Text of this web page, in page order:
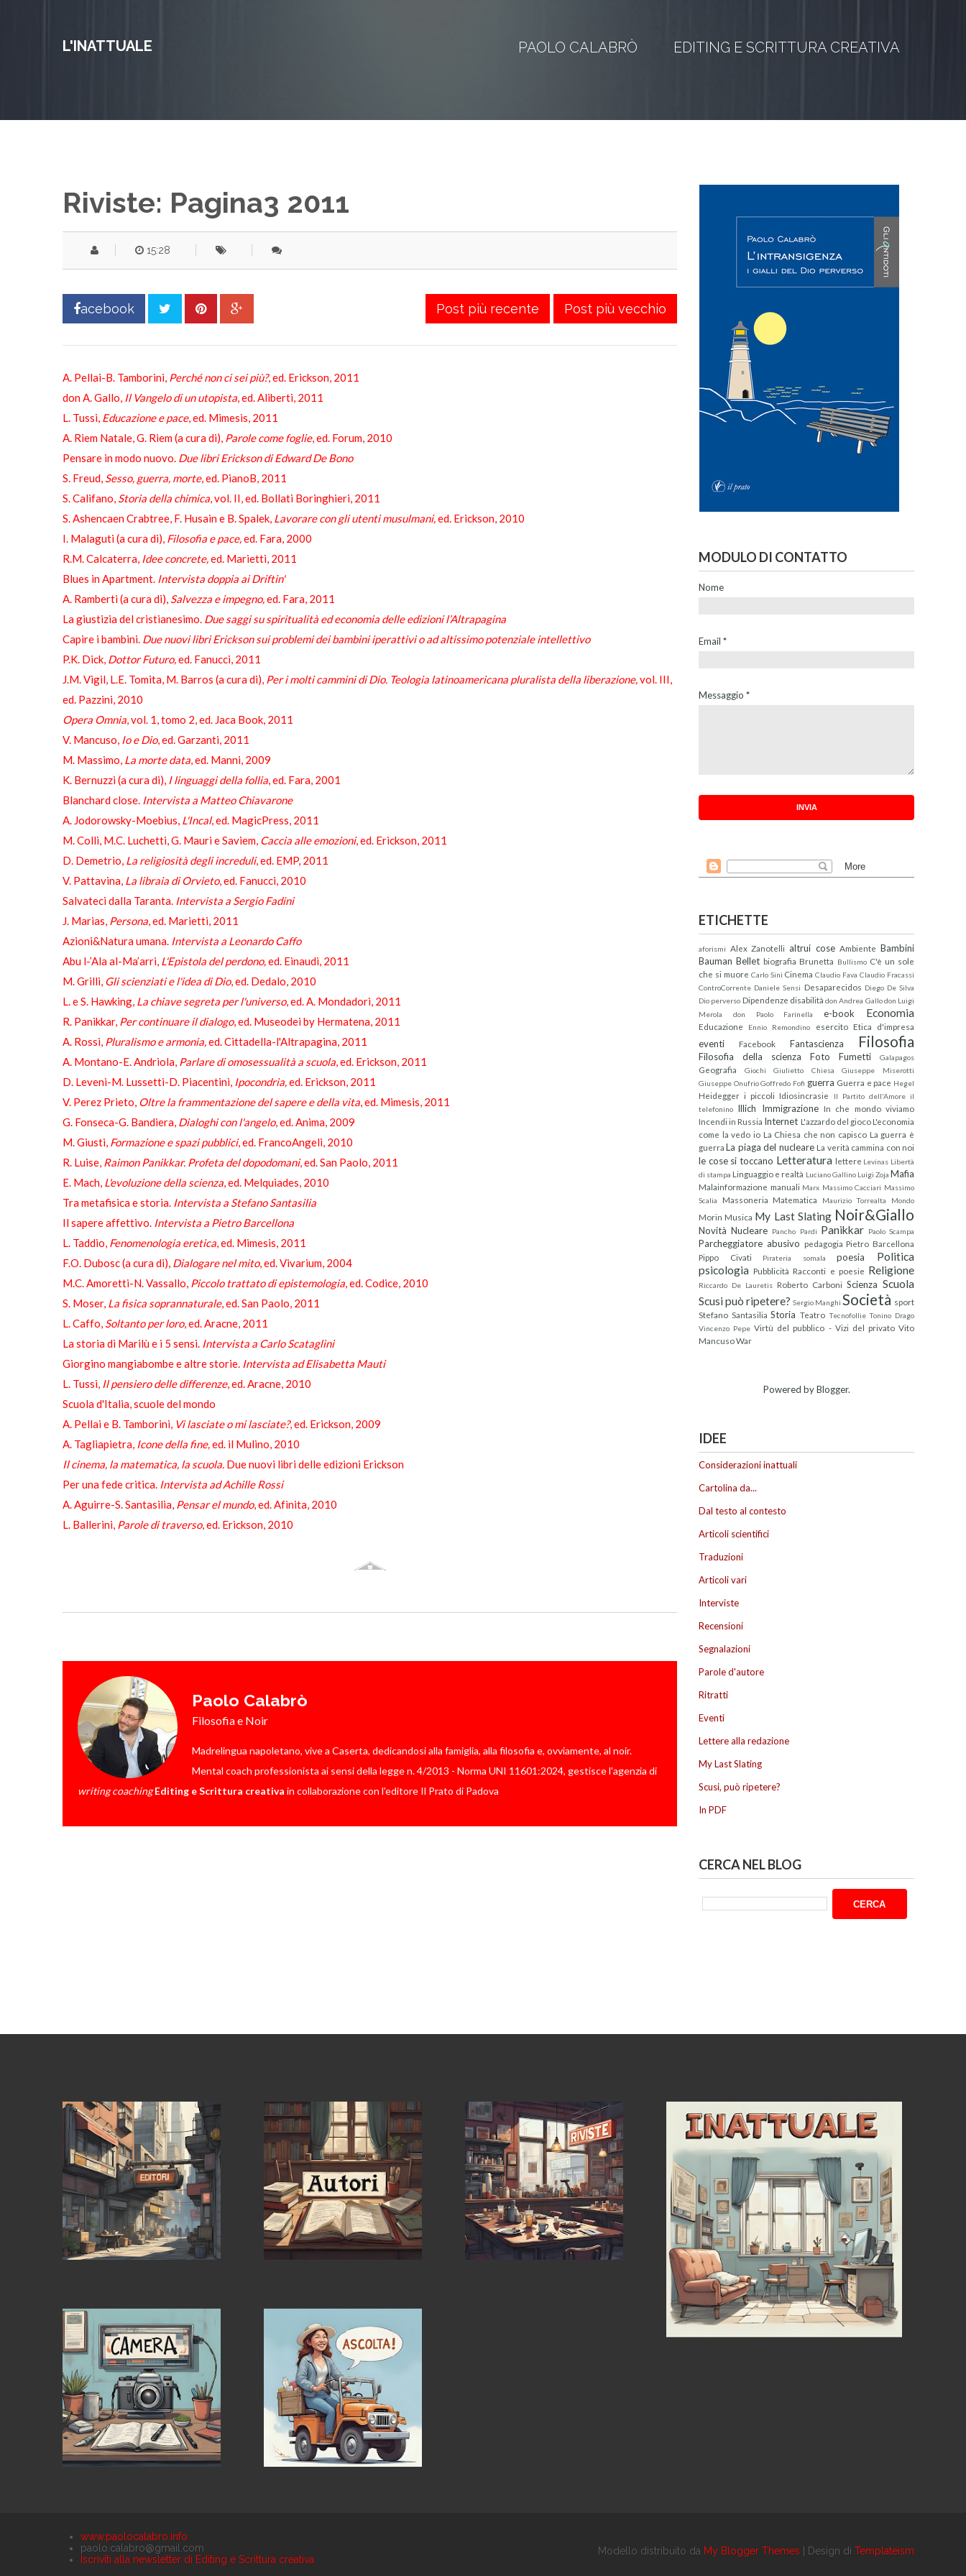
L'INATTUALE PAOLO CALABRÒ EDITING E SCRITTURA CREATIVA
Riviste: Pagina3 2011
15:28
acebook Post più recente Post più vecchio
A. Pellai-B. Tamborini, Perché non ci sei più?, ed. Erickson, 2011
don A. Gallo, Il Vangelo di un utopista, ed. Aliberti, 2011
L. Tussi, Educazione e pace, ed. Mimesis, 2011
A. Riem Natale, G. Riem (a cura di), Parole come foglie, ed. Forum, 2010
Pensare in modo nuovo. Due libri Erickson di Edward De Bono
S. Freud, Sesso, guerra, morte, ed. PianoB, 2011
S. Califano, Storia della chimica, vol. II, ed. Bollati Boringhieri, 2011
S. Ashencaen Crabtree, F. Husain e B. Spalek, Lavorare con gli utenti musulmani,ed. Erickson, 2010
I. Malaguti (a cura di), Filosofia e pace,ed. Fara, 2000
R.M. Calcaterra, Idee concrete,ed. Marietti, 2011
Blues in Apartment. Intervista doppia ai Driftin'
A. Ramberti (a cura di), Salvezza e impegno,ed. Fara, 2011
La giustizia del cristianesimo. Due saggi su spiritualità ed economia delle edizioni l’Altrapagina
Capire i bambini. Due nuovi libri Erickson sui problemi dei bambini iperattivi o ad altissimo potenziale intellettivo
P.K. Dick, Dottor Futuro,ed. Fanucci, 2011
J.M. Vigil, L.E. Tomita, M. Barros (a cura di), Per i molti cammini di Dio. Teologia latinoamericana pluralista della liberazione,vol. III,
ed. Pazzini, 2010
Opera Omnia, vol. 1, tomo 2, ed. Jaca Book, 2011
V. Mancuso, Io e Dio, ed. Garzanti, 2011
M. Massimo, La morte data, ed. Manni, 2009
K. Bernuzzi (a cura di), I linguaggi della follia, ed. Fara, 2001
Blanchard close. Intervista a Matteo Chiavarone
A. Jodorowsky-Moebius, L'Incal, ed. MagicPress, 2011
M. Colli, M.C. Luchetti, G. Mauri e Saviem, Caccia alle emozioni, ed. Erickson, 2011
D. Demetrio, La religiosità degli increduli, ed. EMP, 2011
V. Pattavina, La libraia di Orvieto, ed. Fanucci, 2010
Salvateci dalla Taranta. Intervista a Sergio Fadini
J. Marias, Persona, ed. Marietti, 2011
Azioni&Natura umana. Intervista a Leonardo Caffo
Abu l-’Ala al-Ma’arri, L'Epistola del perdono,ed. Einaudi, 2011
M. Grilli, Gli scienziati e l'idea di Dio, ed. Dedalo, 2010
L. e S. Hawking, La chiave segreta per l'universo, ed. A. Mondadori, 2011
R. Panikkar, Per continuare il dialogo, ed. Museodei by Hermatena, 2011
A. Rossi, Pluralismo e armonia,ed. Cittadella-l'Altrapagina, 2011
A. Montano-E. Andriola, Parlare di omosessualità a scuola, ed. Erickson, 2011
D. Leveni-M. Lussetti-D. Piacentini, Ipocondria,ed. Erickson, 2011
V. Perez Prieto, Oltre la frammentazione del sapere e della vita, ed. Mimesis, 2011
G. Fonseca-G. Bandiera, Dialoghi con l'angelo, ed. Anima, 2009
M. Giusti, Formazione e spazi pubblici, ed. FrancoAngeli, 2010
R. Luise, Raimon Panikkar. Profeta del dopodomani, ed. San Paolo, 2011
E. Mach, L'evoluzione della scienza, ed. Melquiades, 2010
Tra metafisica e storia. Intervista a Stefano Santasilia
Il sapere affettivo. Intervista a Pietro Barcellona
L. Taddio, Fenomenologia eretica, ed. Mimesis, 2011
F.O. Dubosc (a cura di), Dialogare nel mito, ed. Vivarium, 2004
M.C. Amoretti-N. Vassallo, Piccolo trattato di epistemologia, ed. Codice, 2010
S. Moser, La fisica soprannaturale, ed. San Paolo, 2011
L. Caffo, Soltanto per loro, ed. Aracne, 2011
La storia di Marilù e i 5 sensi. Intervista a Carlo Scataglini
Giorgino mangiabombe e altre storie. Intervista ad Elisabetta Mauti
L. Tussi, Il pensiero delle differenze, ed. Aracne, 2010
Scuola d'Italia, scuole del mondo
A. Pellai e B. Tamborini, Vi lasciate o mi lasciate?, ed. Erickson, 2009
A. Tagliapietra, Icone della fine,ed. il Mulino, 2010
Il cinema, la matematica, la scuola. Due nuovi libri delle edizioni Erickson
Per una fede critica. Intervista ad Achille Rossi
A. Aguirre-S. Santasilia, Pensar el mundo, ed. Afìnita, 2010
L. Ballerini, Parole di traverso, ed. Erickson, 2010
Paolo Calabrò
Filosofia e Noir
Madrelingua napoletano, vive a Caserta, dedicandosi alla famiglia, alla filosofia e, ovviamente, al noir.
Mental coach professionista ai sensi della legge n. 4/2013 - Norma UNI 11601:2024, gestisce l'agenzia di
writing coaching Editing e Scrittura creativa in collaborazione con l'editore Il Prato di Padova
MODULO DI CONTATTO
Nome
Email *
Messaggio *
ETICHETTE
aforismi Alex Zanotelli altrui cose Ambiente Bambini
Bauman Bellet biografia Brunetta Bullismo C'è un sole
che si muore Carlo Sini Cinema Claudio Fava Claudio Fracassi
ControCorrente Daniele Sensi Desaparecidos Diego De Silva
Dio perverso Dipendenze disabilità don Andrea Gallo don Luigi
Merola
don Paolo Farinella e-book Economia
Educazione Ennio Remondino esercito Etica d'impresa
eventi Facebook Fantascienza Filosofia
Filosofia della scienza Foto Fumetti Galapagos
Geografia Giochi Giulietto Chiesa
Giuseppe Miserotti
Giuseppe Onufrio Goffredo Fofi guerra Guerra e pace Hegel
Heidegger i piccoli Idiosincrasie Il Partito dell'Amore il
telefonino Illich Immigrazione In che mondo viviamo
Incendi in Russia Internet L'azzardo del gioco L'economia
come la vedo io La Chiesa che non capisco La guerra è
guerra La piaga del nucleare La verità cammina con noi
le cose si toccano Letteratura lettere Levinas Libertà
di stampa Linguaggio e realtà Luciano Gallino Luigi Zoja Mafia
Malainformazione manuali Marx Massimo Cacciari Massimo
Scalia
Massoneria Matematica Maurizio Torrealta Mondo
Morin Musica My Last Slating Noir&Giallo
Novità Nucleare Pancho Pardi Panikkar Paolo Scampa
Parcheggiatore abusivo pedagogia Pietro Barcellona
Pippo Civati
Pirateria somala poesia
Politica
psicologia Pubblicità Racconti e poesie Religione
Riccardo De Lauretis Roberto Carboni Scienza Scuola
Scusi può ripetere? Sergio Manghi Società sport
Stefano Santasilia Storia Teatro Tecnofollie Tonino Drago
Vincenzo Pepe Virtù del pubblico - Vizi del privato Vito
MancusoWar
Powered byBlogger.
IDEE
Considerazioni inattuali
Cartolina da...
Dal testo al contesto
Articoli scientifici
Traduzioni
Articoli vari
Interviste
Recensioni
Segnalazioni
Parole d'autore
Ritratti
Eventi
Lettere alla redazione
My Last Slating
Scusi, può ripetere?
In PDF
CERCA NEL BLOG
Modello distribuito da My Blogger Themes | Design di Templateism
www.paolocalabro.info
paolo.calabro@gmail.com
Iscriviti alla newsletter di Editing e Scrittura creativa